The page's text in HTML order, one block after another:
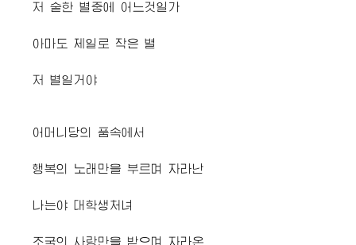
저 숱한 별중에 어느것일가
아마도 제일로 작은 별
저 별일거야
어머니당의 품속에서
행복의 노래만을 부르며 자라난
나는야 대학생처녀
조국의 사랑만을 받으며 자라온